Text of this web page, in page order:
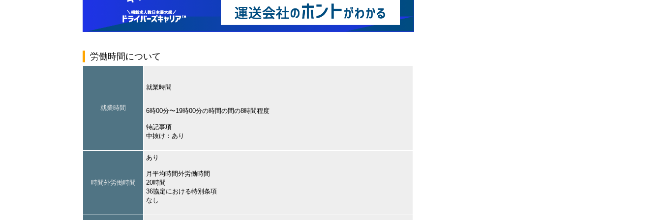
労働時間について
就業時間
就業時間
6時00分〜19時00分の時間の間の8時間程度
特記事項
中抜け：あり
時間外労働時間
あり
月平均時間外労働時間
20時間
36協定における特別条項
なし